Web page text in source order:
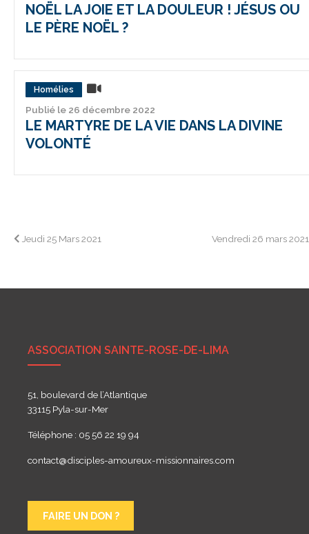
NOËL LA JOIE ET LA DOULEUR ! JÉSUS OU
LE PÈRE NOËL ?
Homélies
Publié le 26 décembre 2022
LE MARTYRE DE LA VIE DANS LA DIVINE
VOLONTÉ
Navigation
Jeudi 25 Mars 2021 Vendredi 26 mars
ASSOCIATION SAINTE-ROSE-DE-LIMA
51, boulevard de l’Atlantique
33115 Pyla-sur-Mer
Téléphone : 05 56 22 19 94
contact@disciples-amoureux-missionnaires.com
FAIRE UN DON ?